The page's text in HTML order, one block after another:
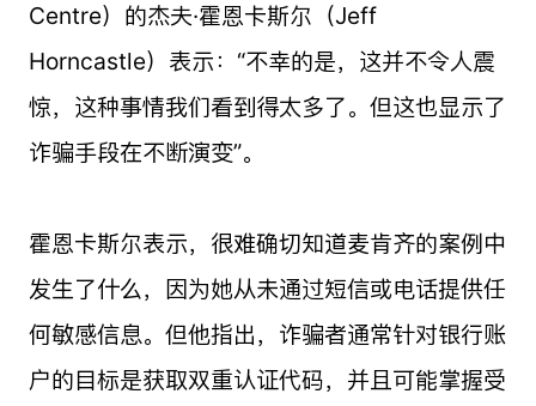
Centre）的杰夫·霍恩卡斯尔（Jeff
Horncastle）表示：“不幸的是，这并不令人震
惊，这种事情我们看到得太多了。但这也显示了
诈骗手段在不断演变”。
霍恩卡斯尔表示，很难确切知道麦肯齐的案例中
发生了什么，因为她从未通过短信或电话提供任
何敏感信息。但他指出，诈骗者通常针对银行账
户的目标是获取双重认证代码，并且可能掌握受